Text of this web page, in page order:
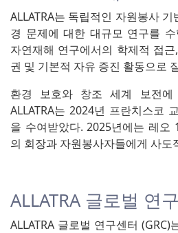
ALLATRA는 독립적인 자원봉사
경 문제에 대한 대규모 연구를 수
자연재해 연구에서의 학제적 접
권 및 기본적 자유 증진 활동으로
환경 보호와 창조 세계 보전에
ALLATRA는 2024년 프란치스코
을 수여받았다. 2025년에는 레오
의 회장과 자원봉사자들에게 사도
ALLATRA 글로벌 연
ALLATRA 글로벌 연구센터